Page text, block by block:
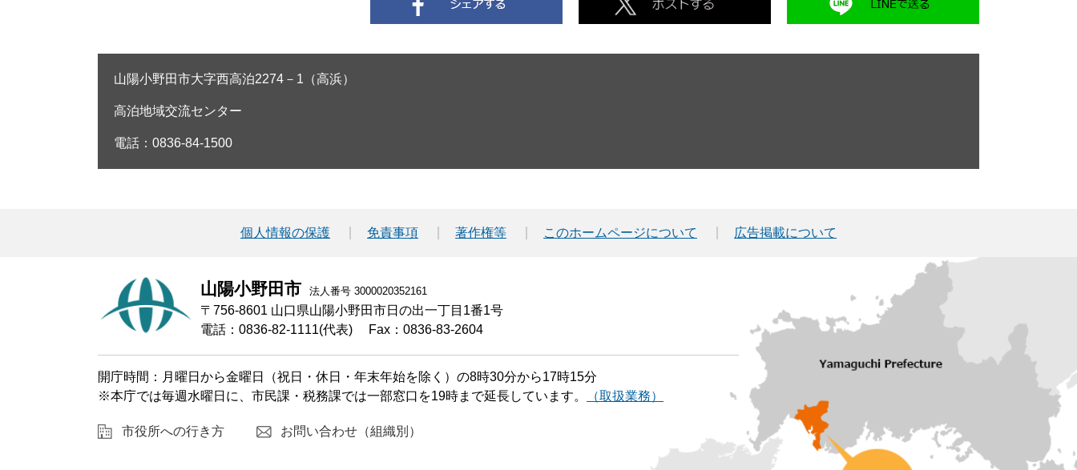
山陽小野田市大字西高泊2274－1（高浜）
高泊地域交流センター
電話：0836-84-1500
個人情報の保護 免責事項 著作権等 このホームページについて 広告掲載について
山陽小野田市 法人番号 3000020352161
〒756-8601 山口県山陽小野田市日の出一丁目1番1号
電話：0836-82-1111(代表)
Fax：0836-83-2604
開庁時間：月曜日から金曜日（祝日・休日・年末年始を除く）の8時30分から17時15分
※本庁では毎週水曜日に、市民課・税務課では一部窓口を19時まで延長しています。
（取扱業務）
市役所への行き方 お問い合わせ（組織別）